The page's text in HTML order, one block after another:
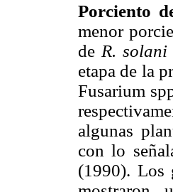
Porciento
menor
de R. solani
etapa de la
Fusarium
algunas
con lo
(1990). Los